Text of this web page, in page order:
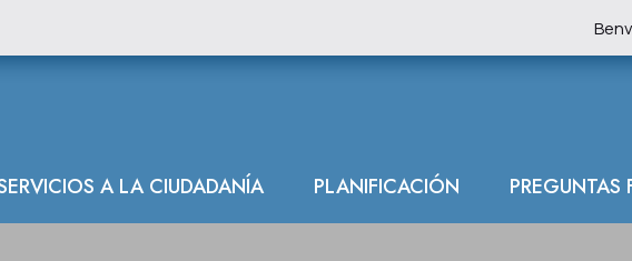
A LA CIUDADANÍA PLANIFICACIÓN PREGUNTAS